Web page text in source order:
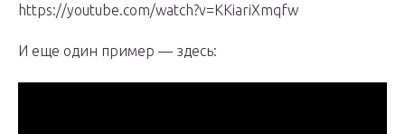
https://youtube.com/watch?v=KKiariXmqfw
И еще один пример — здесь: